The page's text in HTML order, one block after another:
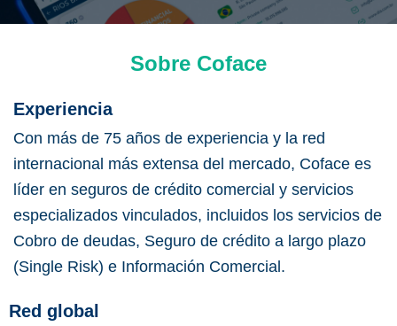
Sobre Coface
Experiencia
Con más de 75 años de experiencia y la red
internacional más extensa del mercado, Coface es
líder en seguros de crédito comercial y servicios
especializados vinculados, incluidos los servicios de
Cobro de deudas, Seguro de crédito a largo plazo
(Single Risk) e Información Comercial.
Red global